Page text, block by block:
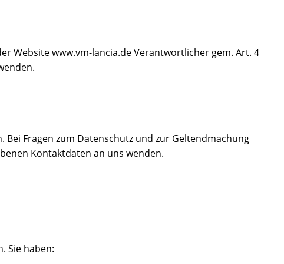
Website www.vm-lancia.de Verantwortlicher gem. Art. 4
Bei Fragen zum Datenschutz und zur Geltendmachung
Kontaktdaten an uns wenden.
Sie haben: